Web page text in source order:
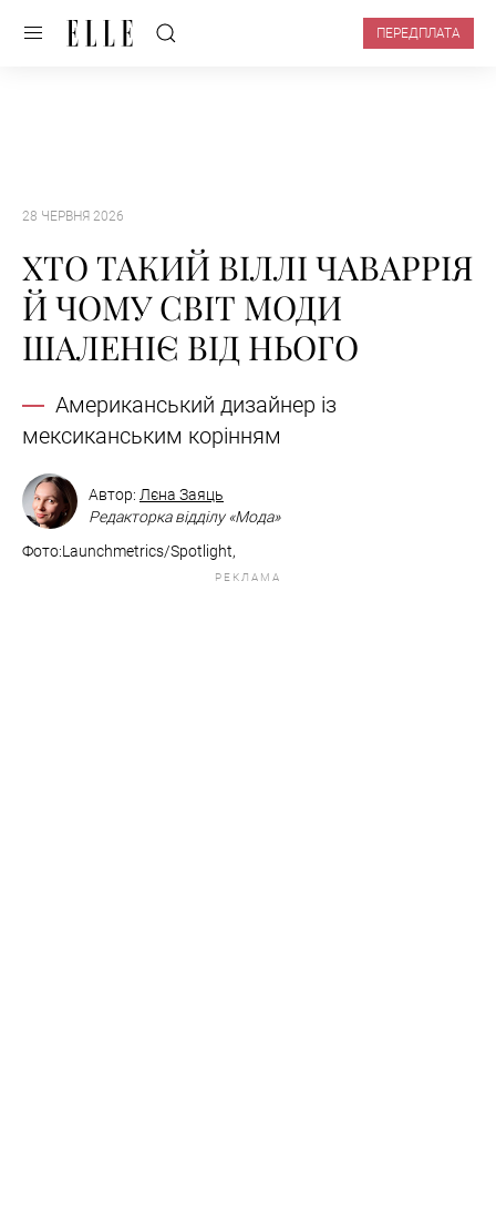
ПЕРЕДПЛАТА
28 ЧЕРВНЯ 2026
ХТО ТАКИЙ ВІЛЛІ ЧАВАРРІЯ
Й ЧОМУ СВІТ МОДИ
ШАЛЕНІЄ ВІД НЬОГО
Американський дизайнер із
мексиканським корінням
Автор: Лєна Заяць
Редакторка відділу «Мода»
Фото:Launchmetrics/Spotlight,
РЕКЛАМА